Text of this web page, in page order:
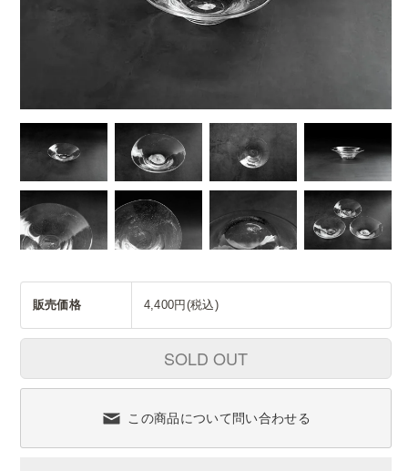
販売価格 4,400円(税込)
SOLD OUT
この商品について問い合わせる